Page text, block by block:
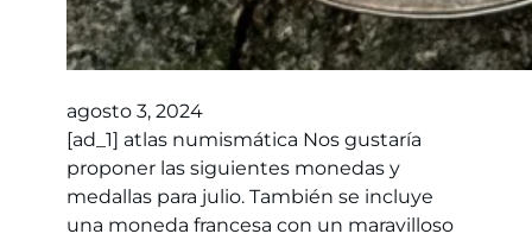
agosto 3, 2024
[ad_1] atlas numismática Nos gustaría
proponer las siguientes monedas y
medallas para julio. También se incluye
una moneda francesa con un maravilloso